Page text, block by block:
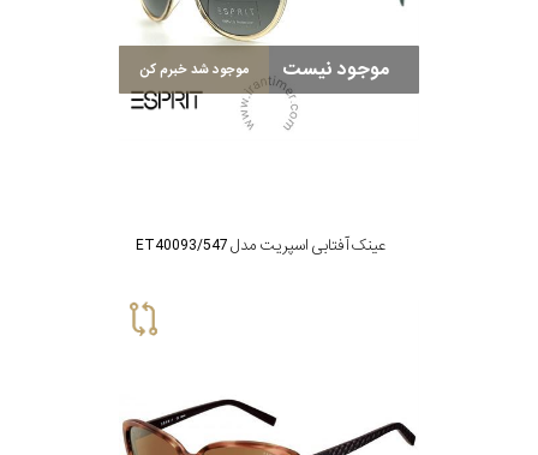
موجود نیست موجود شد خبرم کن
عینک آفتابی اسپریت مدل ET40093/547